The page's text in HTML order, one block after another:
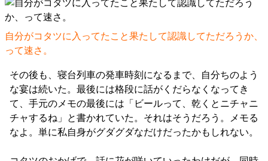
自分がコタツに入ってたこと果たして認識してただろうか、
って速さ。
その後も、寝台列車の発車時刻になるまで、自分ちのよう
な宴は続いた。最後には格段に話がくだらなくなってき
て、手元のメモの最後には「ビールって、乾くとニチャニ
チャするね」と書かれていた。それはそうだろう。メモる
なよ。単に私自身がグダグダなだけだったかもしれない。